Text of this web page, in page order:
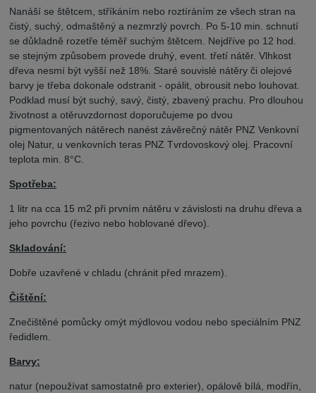
Nanáší se štětcem, stříkáním nebo roztíráním ze všech stran na
čistý, suchý, odmaštěný a nezmrzlý povrch. Po 5-10 min. schnutí
se důkladně rozetře téměř suchým štětcem. Nejdříve po 12 hod.
se stejným způsobem provede druhý, event. třetí nátěr. Vlhkost
dřeva nesmí být vyšší než 18%. Staré souvislé nátěry či olejové
barvy je třeba dokonale odstranit - opálit, obrousit nebo louhovat.
Podklad musí být suchý, savý, čistý, zbavený prachu. Pro dlouhou
životnost a otěruvzdornost doporučujeme po dvou
pigmentovaných nátěrech nanést závěrečný nátěr PNZ Venkovní
olej Natur, u venkovních teras PNZ Tvrdovoskový olej. Pracovní
teplota min. 8°C.
Spotřeba:
1 litr na cca 15 m2 při prvním nátěru v závislosti na druhu dřeva a
jeho povrchu (řezivo nebo hoblované dřevo).
Skladování:
Dobře uzavřené v chladu (chránit před mrazem).
Čištění:
Znečištěné pomůcky omýt mýdlovou vodou nebo speciálním PNZ
ředidlem.
Barvy:
natur (nepoužívat samostatně pro exterier), opálově bílá, modřín,